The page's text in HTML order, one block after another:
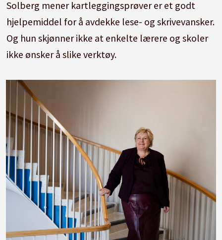
Solberg mener kartleggingsprøver er et godt
hjelpemiddel for å avdekke lese- og skrivevansker.
Og hun skjønner ikke at enkelte lærere og skoler
ikke ønsker å slike verktøy.